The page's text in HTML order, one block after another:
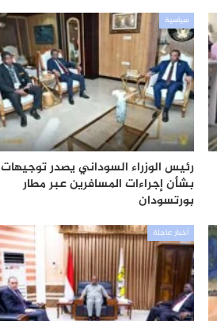
سياسية
رئيس الوزراء السوداني يصدر توجيهات
بشأن إجراءات المسافرين عبر مطار
بورتسودان
أخبار عاجلة